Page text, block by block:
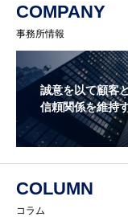
COMPANY
事務所情報
誠意を以て顧客
信頼関係を維持
COLUMN
コラム